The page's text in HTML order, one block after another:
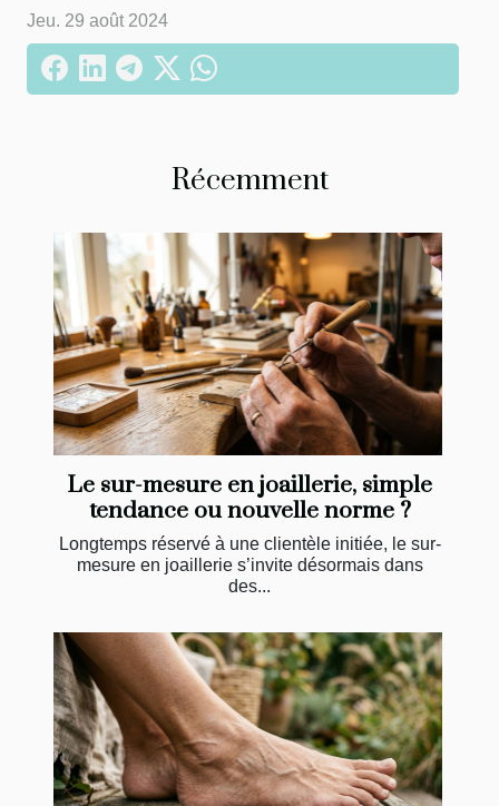
Jeu. 29 août 2024
Récemment
Le sur-mesure en joaillerie, simple
tendance ou nouvelle norme ?
Longtemps réservé à une clientèle initiée, le sur-
mesure en joaillerie s’invite désormais dans
des...